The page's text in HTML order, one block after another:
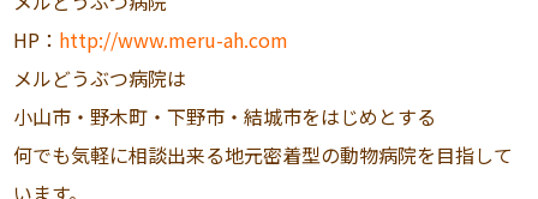
HP： http://www.meru-ah.com
メルどうぶつ病院は
小山市・野木町・下野市・結城市をはじめとする
何でも気軽に相談出来る地元密着型の動物病院を目指して
います。